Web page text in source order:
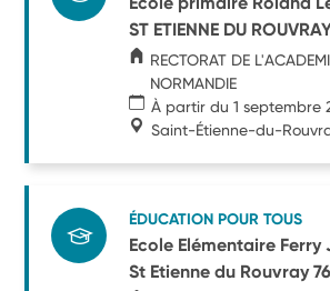
ST ETIENNE DU
RECTORAT DE
NORMANDIE
À partir du 1 septembre
Saint-Étienne-du-
ÉDUCATION POUR TOUS
Ecole Elémentaire Ferry
St Etienne du Rouvray